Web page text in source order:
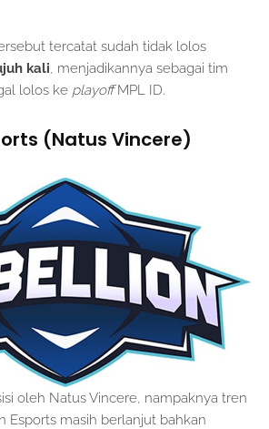
tercatat sudah tidak lolos
kali, menjadikannya sebagai tim
lolos ke playoffMPL ID.
(Natus Vincere)
oleh Natus Vincere, nampaknya tren
Esports masih berlanjut bahkan